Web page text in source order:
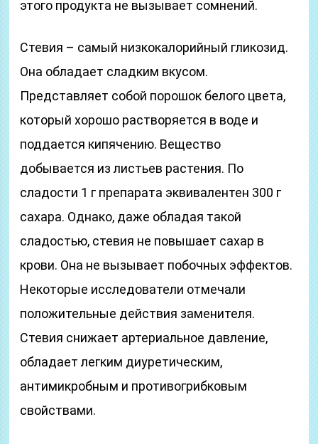
этого продукта не вызывает сомнений.
Стевия – самый низкокалорийный гликозид.
Она обладает сладким вкусом.
Представляет собой порошок белого цвета,
который хорошо растворяется в воде и
поддается кипячению. Вещество
добывается из листьев растения. По
сладости 1 г препарата эквивалентен 300 г
сахара. Однако, даже обладая такой
сладостью, стевия не повышает сахар в
крови. Она не вызывает побочных эффектов.
Некоторые исследователи отмечали
положительные действия заменителя.
Стевия снижает артериальное давление,
обладает легким диуретическим,
антимикробным и противогрибковым
свойствами.